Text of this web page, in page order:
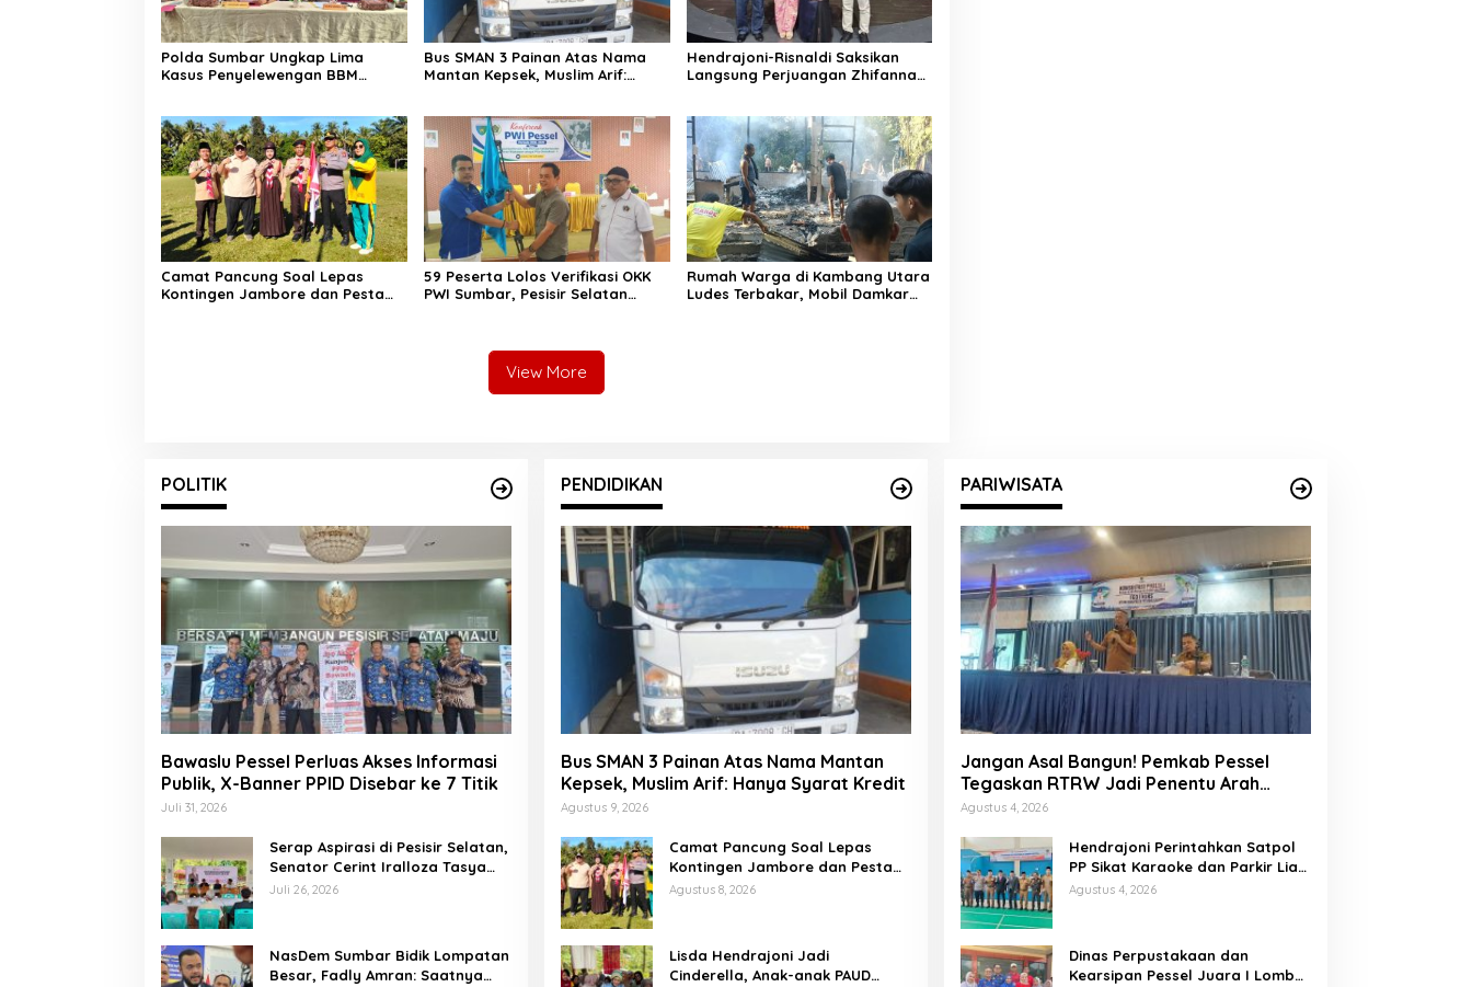
Polda Sumbar Ungkap Lima
Kasus Penyelewengan BBM
Bus SMAN 3 Painan Atas Nama
Mantan Kepsek, Muslim Arif:
Hendrajoni-Risnaldi Saksikan
Langsung Perjuangan Zhifanna
Camat Pancung Soal Lepas
Kontingen Jambore dan Pesta
59 Peserta Lolos Verifikasi OKK
PWI Sumbar, Pesisir Selatan
Rumah Warga di Kambang Utara
Ludes Terbakar, Mobil Damkar
View More
POLITIK
Bawaslu Pessel Perluas Akses Informasi
Publik, X-Banner PPID Disebar ke 7 Titik
Juli 31, 2026
Serap Aspirasi di Pesisir Selatan,
Senator Cerint Iralloza Tasya
Soroti BPJS hingga Kurikulum
Juli 26, 2026
NasDem Sumbar Bidik Lompatan
Besar, Fadly Amran: Saatnya
PENDIDIKAN
Bus SMAN 3 Painan Atas Nama Mantan
Kepsek, Muslim Arif: Hanya Syarat Kredit
Agustus 9, 2026
Camat Pancung Soal Lepas
Kontingen Jambore dan Pesta
Siaga, Ini Pesannya kepada
Agustus 8, 2026
Lisda Hendrajoni Jadi
Cinderella, Anak-anak PAUD
PARIWISATA
Jangan Asal Bangun! Pemkab Pessel
Tegaskan RTRW Jadi Penentu Arah
Pembangunan
Agustus 4, 2026
Hendrajoni Perintahkan Satpol
PP Sikat Karaoke dan Parkir Liar
di Pesisir Selatan
Agustus 4, 2026
Dinas Perpustakaan dan
Kearsipan Pessel Juara I Lomba